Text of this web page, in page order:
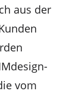
aus der
vom